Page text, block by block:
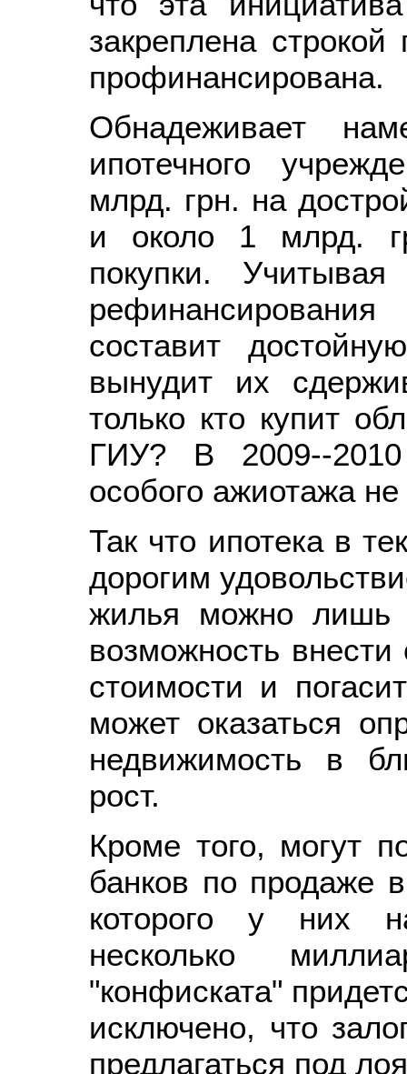
закреплена
профинансирована.
Обнадеживает
ипотечного
млрд. грн. на
и около 1 млрд.
покупки. Учитывая
составит
вынудит их
только кто купит
ГИУ? В 2009--
особого ажиотажа
Так что ипотека в
дорогим
жилья можно лишь
возможность
стоимости и
может оказаться
недвижимость в
рост.
Кроме того, могут
банков по продаже
которого у них
несколько
"конфиската"
исключено, что
предлагаться под